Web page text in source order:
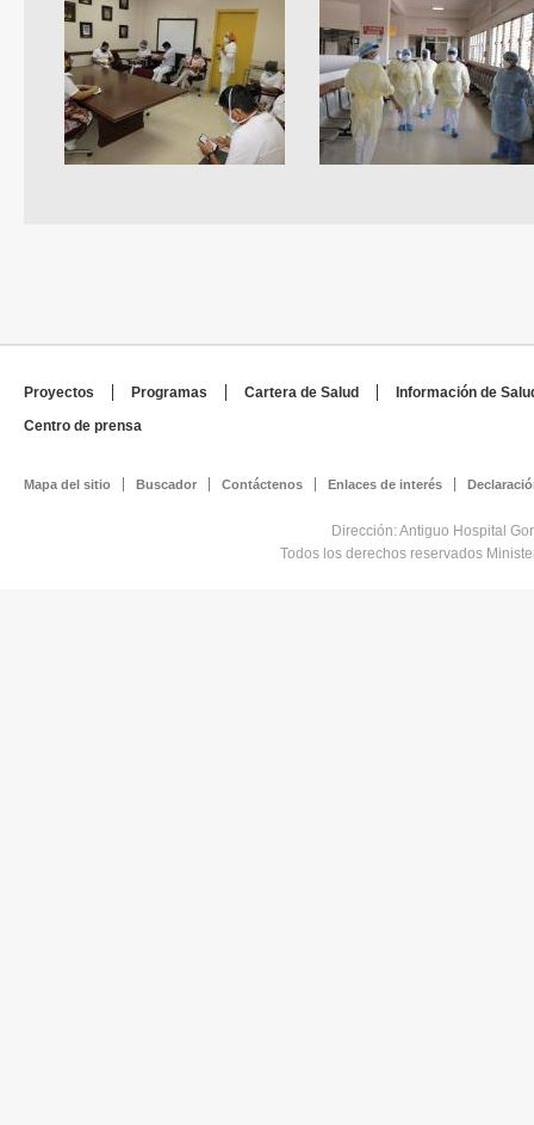
Proyectos Programas Cartera de Salud
Información de
Centro de prensa
Mapa del sitio Buscador Contáctenos Enlaces de interés
Dirección: Antiguo Hospital
Todos los derechos reservados